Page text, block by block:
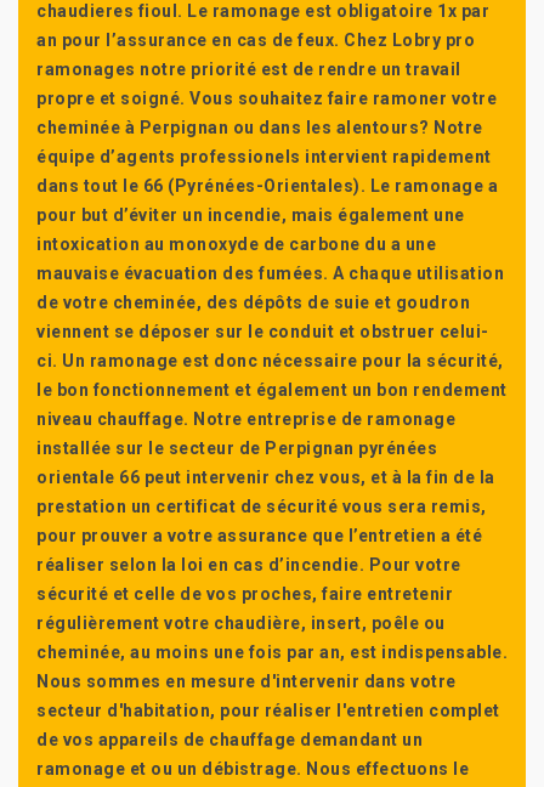
chaudieres fioul. Le ramonage est obligatoire 1x par
an pour l’assurance en cas de feux. Chez Lobry pro
ramonages notre priorité est de rendre un travail
propre et soigné. Vous souhaitez faire ramoner votre
cheminée à Perpignan ou dans les alentours? Notre
équipe d’agents professionels intervient rapidement
dans tout le 66 (Pyrénées-Orientales). Le ramonage a
pour but d’éviter un incendie, mais également une
intoxication au monoxyde de carbone du a une
mauvaise évacuation des fumées. A chaque utilisation
de votre cheminée, des dépôts de suie et goudron
viennent se déposer sur le conduit et obstruer celui-
ci. Un ramonage est donc nécessaire pour la sécurité,
le bon fonctionnement et également un bon rendement
niveau chauffage. Notre entreprise de ramonage
installée sur le secteur de Perpignan pyrénées
orientale 66 peut intervenir chez vous, et à la fin de la
prestation un certificat de sécurité vous sera remis,
pour prouver a votre assurance que l’entretien a été
réaliser selon la loi en cas d’incendie. Pour votre
sécurité et celle de vos proches, faire entretenir
régulièrement votre chaudière, insert, poêle ou
cheminée, au moins une fois par an, est indispensable.
Nous sommes en mesure d'intervenir dans votre
secteur d'habitation, pour réaliser l'entretien complet
de vos appareils de chauffage demandant un
ramonage et ou un débistrage. Nous effectuons le